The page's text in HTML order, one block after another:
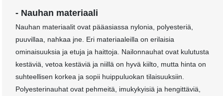
- Nauhan materiaali
Nauhan materiaalit ovat pääasiassa nylonia, polyesteriä,
puuvillaa, nahkaa jne. Eri materiaaleilla on erilaisia ​​
ominaisuuksia ja etuja ja haittoja. Nailonnauhat ovat kulutusta
kestäviä, vetoa kestäviä ja niillä on hyvä kiilto, mutta hinta on
suhteellisen korkea ja sopii huippuluokan tilaisuuksiin.
Polyesterinauhat ovat pehmeitä, imukykyisiä ja hengittäviä,